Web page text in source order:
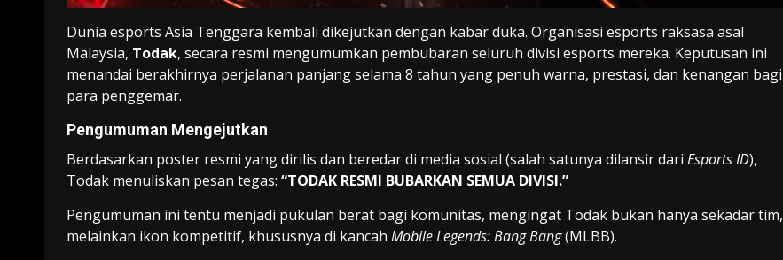
Dunia esports Asia Tenggara kembali dikejutkan dengan kabar duka. Organisasi esports raksasa asal
Malaysia, Todak, secara resmi mengumumkan pembubaran seluruh divisi esports mereka. Keputusan ini
menandai berakhirnya perjalanan panjang selama 8 tahun yang penuh warna, prestasi, dan kenangan bagi
para penggemar.
Pengumuman Mengejutkan
Berdasarkan poster resmi yang dirilis dan beredar di media sosial (salah satunya dilansir dari Esports ID),
Todak menuliskan pesan tegas: “TODAK RESMI BUBARKAN SEMUA DIVISI.”
Pengumuman ini tentu menjadi pukulan berat bagi komunitas, mengingat Todak bukan hanya sekadar tim,
melainkan ikon kompetitif, khususnya di kancah Mobile Legends: Bang Bang(MLBB).